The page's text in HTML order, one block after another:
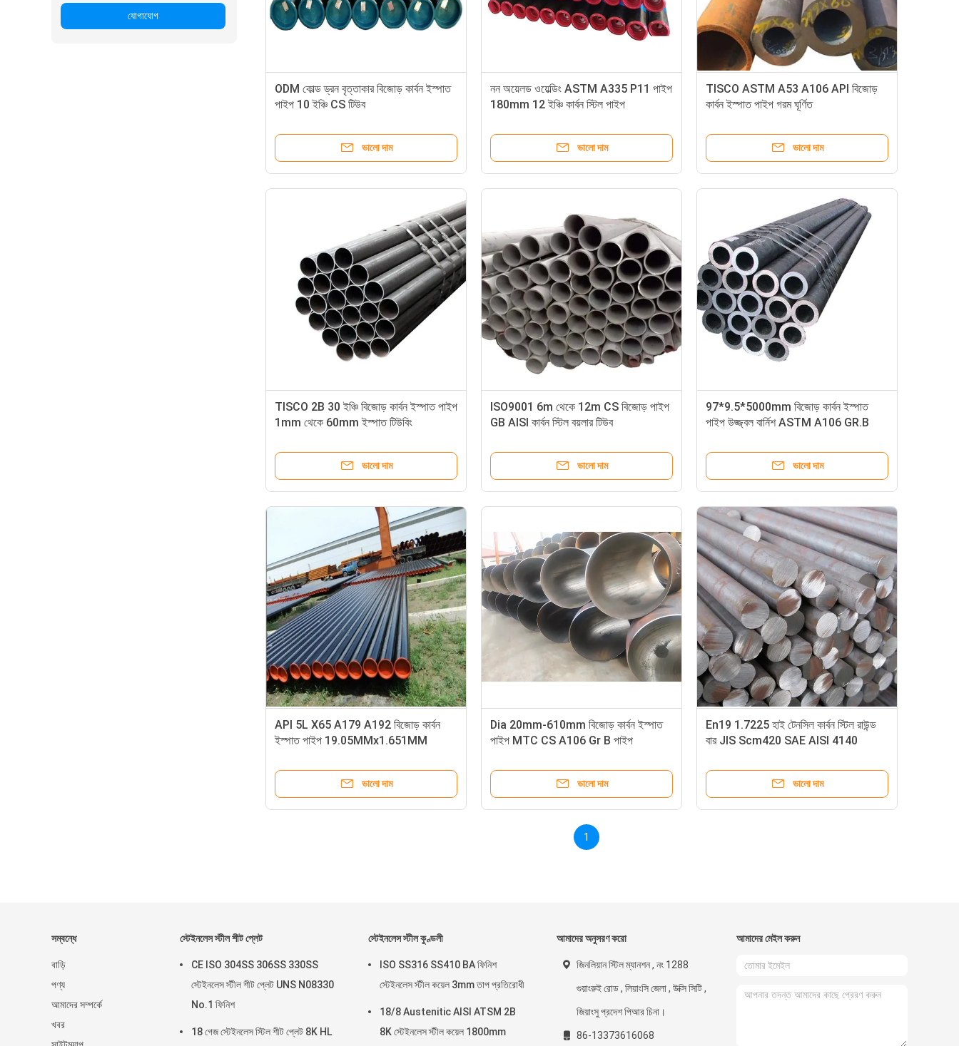
যোগাযোগ
ODM কোল্ড ড্রন বৃত্তাকার বিজোড় কার্বন ইস্পাত
পাইপ 10 ইঞ্চি CS টিউব
ভালো দাম
নন অয়েলড ওয়েল্ডিং ASTM A335 P11 পাইপ
180mm 12 ইঞ্চি কার্বন স্টিল পাইপ
ভালো দাম
TISCO ASTM A53 A106 API বিজোড়
কার্বন ইস্পাত পাইপ গরম ঘূর্ণিত
ভালো দাম
TISCO 2B 30 ইঞ্চি বিজোড় কার্বন ইস্পাত পাইপ
1mm থেকে 60mm ইস্পাত টিউবিং
ভালো দাম
ISO9001 6m থেকে 12m CS বিজোড় পাইপ
GB AISI কার্বন স্টিল বয়লার টিউব
ভালো দাম
97*9.5*5000mm বিজোড় কার্বন ইস্পাত
পাইপ উজ্জ্বল বার্নিশ ASTM A106 GR.B
ভালো দাম
API 5L X65 A179 A192 বিজোড় কার্বন
ইস্পাত পাইপ 19.05MMx1.651MM
ভালো দাম
Dia 20mm-610mm বিজোড় কার্বন ইস্পাত
পাইপ MTC CS A106 Gr B পাইপ
ভালো দাম
En19 1.7225 হাই টেনসিল কার্বন স্টিল রাউন্ড
বার JIS Scm420 SAE AISI 4140
ভালো দাম
1
সম্বন্ধে
বাড়ি
পণ্য
আমাদের সম্পর্কে
খবর
স্টেইনলেস স্টীল শীট প্লেট
CE ISO 304SS 306SS 330SS
স্টেইনলেস স্টীল শীট প্লেট UNS N08330
No.1 ফিনিশ
18 গেজ স্টেইনলেস স্টিল শীট প্লেট 8K HL
স্টেইনলেস স্টীল কুণ্ডলী
ISO SS316 SS410 BA ফিনিশ
স্টেইনলেস স্টীল কয়েল 3mm তাপ প্রতিরোধী
18/8 Austenitic AISI ATSM 2B
8K স্টেইনলেস স্টীল কয়েল 1800mm
আমাদের অনুসরণ করো
জিনলিয়ান স্টিল ম্যানশন , নং 1288
গুয়াংরুই রোড , লিয়াংসি জেলা , উক্সি সিটি ,
জিয়াংসু প্রদেশ পিআর চিনা।
86-13373616068
আমাদের মেইল ​​করুন